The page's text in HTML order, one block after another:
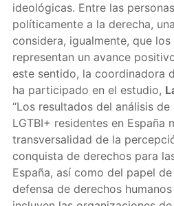
ideológicas. Entre las
políticamente a la derecha,
considera, igualmente, que los
representan un avance
este sentido, la coordinadora
ha participado en el estudio,
“Los resultados del análisis
LGTBI+ residentes en España
transversalidad de la
conquista de derechos para
España, así como del papel
defensa de derechos